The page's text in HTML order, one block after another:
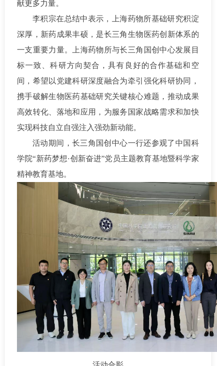
献更多力量。
李积宗在总结中表示，上海药物所基础研究积淀
深厚，新药成果丰硕，是长三角生物医药创新体系的
一支重要力量。上海药物所与长三角国创中心发展目
标一致、科研方向契合，具有良好的合作基础和空
间，希望以党建科研深度融合为牵引强化科研协同，
携手破解生物医药基础研究关键核心难题，推动成果
高效转化、落地和应用，为服务国家战略需求和加快
实现科技自立自强注入强劲新动能。
活动期间，长三角国创中心一行还参观了中国科
学院“新药梦想·创新奋进”党员主题教育基地暨科学家
精神教育基地。